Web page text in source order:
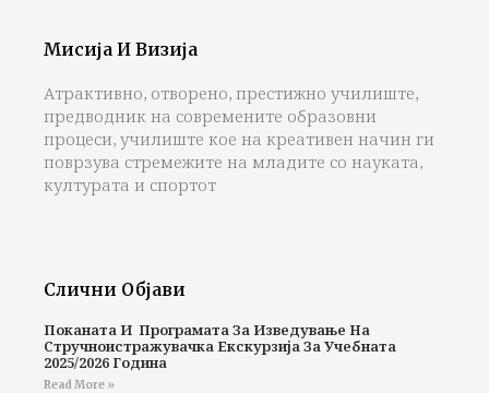
Мисија И Визија
Атрактивно, отворено, престижно училиште,
предводник на современите образовни
процеси, училиште кое на креативен начин ги
поврзува стремежите на младите со науката,
културата и спортот
Слични Објави
Поканата И Програмата За Изведување На
Стручноистражувачка Екскурзија За Учебната
2025/2026 Година
Read More »